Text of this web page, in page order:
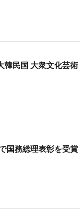
韓民国 大衆文化芸術
国務総理表彰を受賞